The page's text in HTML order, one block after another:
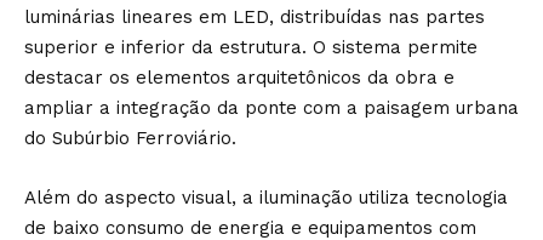
luminárias lineares em LED, distribuídas nas partes
superior e inferior da estrutura. O sistema permite
destacar os elementos arquitetônicos da obra e
ampliar a integração da ponte com a paisagem urbana
do Subúrbio Ferroviário.
Além do aspecto visual, a iluminação utiliza tecnologia
de baixo consumo de energia e equipamentos com